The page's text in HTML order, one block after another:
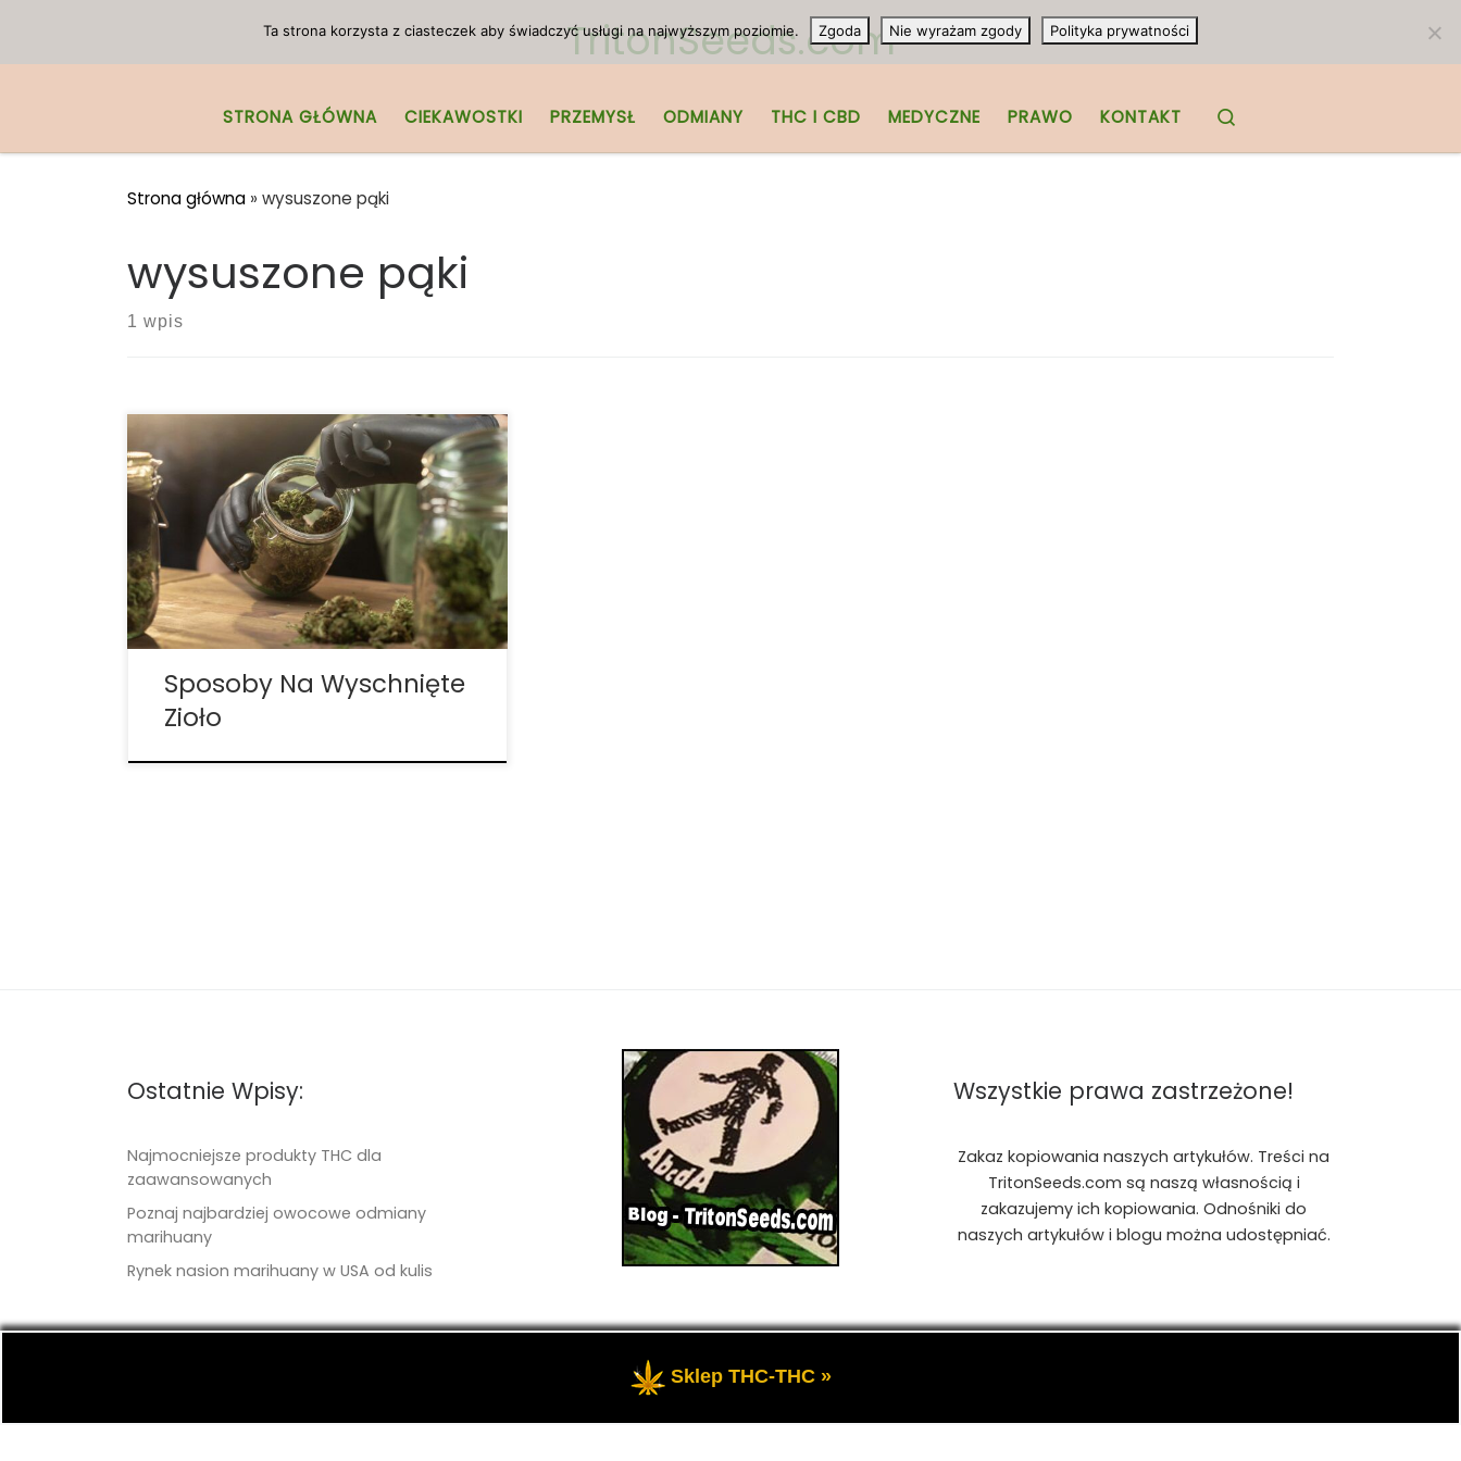
TritonSeeds.com
STRONA GŁÓWNA CIEKAWOSTKI PRZEMYSŁ ODMIANY THC I CBD MEDYCZNE PRAWO KONTAKT
Strona główna » wysuszone pąki
wysuszone pąki
1 wpis
Twoje zioło wyschło? Konieczni czytaj
dalej! Kilka tygodni temu kupiłeś dużą
paczkę pąków marihuany i odkładałeś
część na weekend ze znajomymi.
Nadszedł weekend, atmosfera jest
gotowa, a znajomi są podekscytowani, że
mogą zapalić tę marihuanę, o której
mówiłeś, ale w […]
Sposoby Na Wyschnięte
Zioło
Ostatnie Wpisy:
Najmocniejsze produkty THC dla
zaawansowanych
Poznaj najbardziej owocowe odmiany
marihuany
Rynek nasion marihuany w USA od kulis
Wszystkie prawa zastrzeżone!
Zakaz kopiowania naszych artykułów. Treści na
TritonSeeds.com są naszą własnością i
zakazujemy ich kopiowania. Odnośniki do
naszych artykułów i blogu można udostępniać.
- Przedstawia portal-blog o Marihuanie, cannabis, konopiach indyjskich, CBD, RSO, THC.
Ta strona korzysta z ciasteczek aby świadczyć usługi na najwyższym poziomie. Zgoda Nie wyrażam zgody Polityka prywatności
Sklep THC-THC »